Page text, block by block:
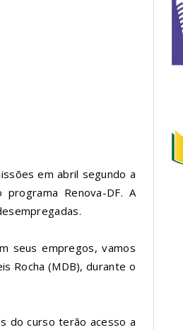
em abril segundo a
programa Renova-DF. A
seus empregos, vamos
Rocha (MDB), durante o
do curso terão acesso a